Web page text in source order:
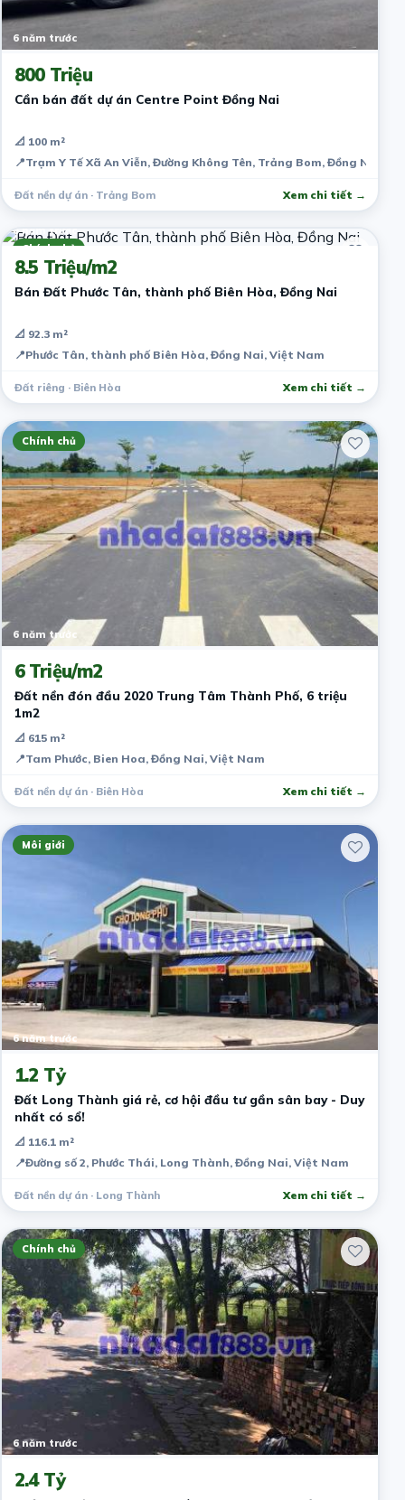
6 năm trước
800 Triệu
Cần bán đất dự án Centre Point Đồng Nai
📐 100 m²
📍Trạm Y Tế Xã An Viễn, Đường Không Tên, Trảng Bom, Đồng Nai,
Đất nền dự án · Trảng Bom Xem chi tiết →
Chính chủ
6 năm trước
8.5 Triệu/m2
Bán Đất Phước Tân, thành phố Biên Hòa, Đồng Nai
📐 92.3 m²
📍Phước Tân, thành phố Biên Hòa, Đồng Nai, Việt Nam
Đất riêng · Biên Hòa Xem chi tiết →
Chính chủ
6 năm trước
6 Triệu/m2
Đất nền đón đầu 2020 Trung Tâm Thành Phố, 6 triệu
1m2
📐 615 m²
📍Tam Phước, Bien Hoa, Đồng Nai, Việt Nam
Đất nền dự án · Biên Hòa Xem chi tiết →
Môi giới
6 năm trước
1.2 Tỷ
Đất Long Thành giá rẻ, cơ hội đầu tư gần sân bay - Duy
nhất có sổ!
📐 116.1 m²
📍Đường số 2, Phước Thái, Long Thành, Đồng Nai, Việt Nam
Đất nền dự án · Long Thành Xem chi tiết →
Chính chủ
6 năm trước
2.4 Tỷ